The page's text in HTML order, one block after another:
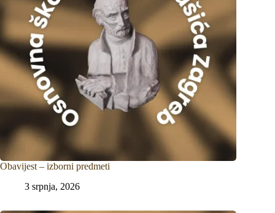
Obavijest – izborni predmeti
3 srpnja, 2026